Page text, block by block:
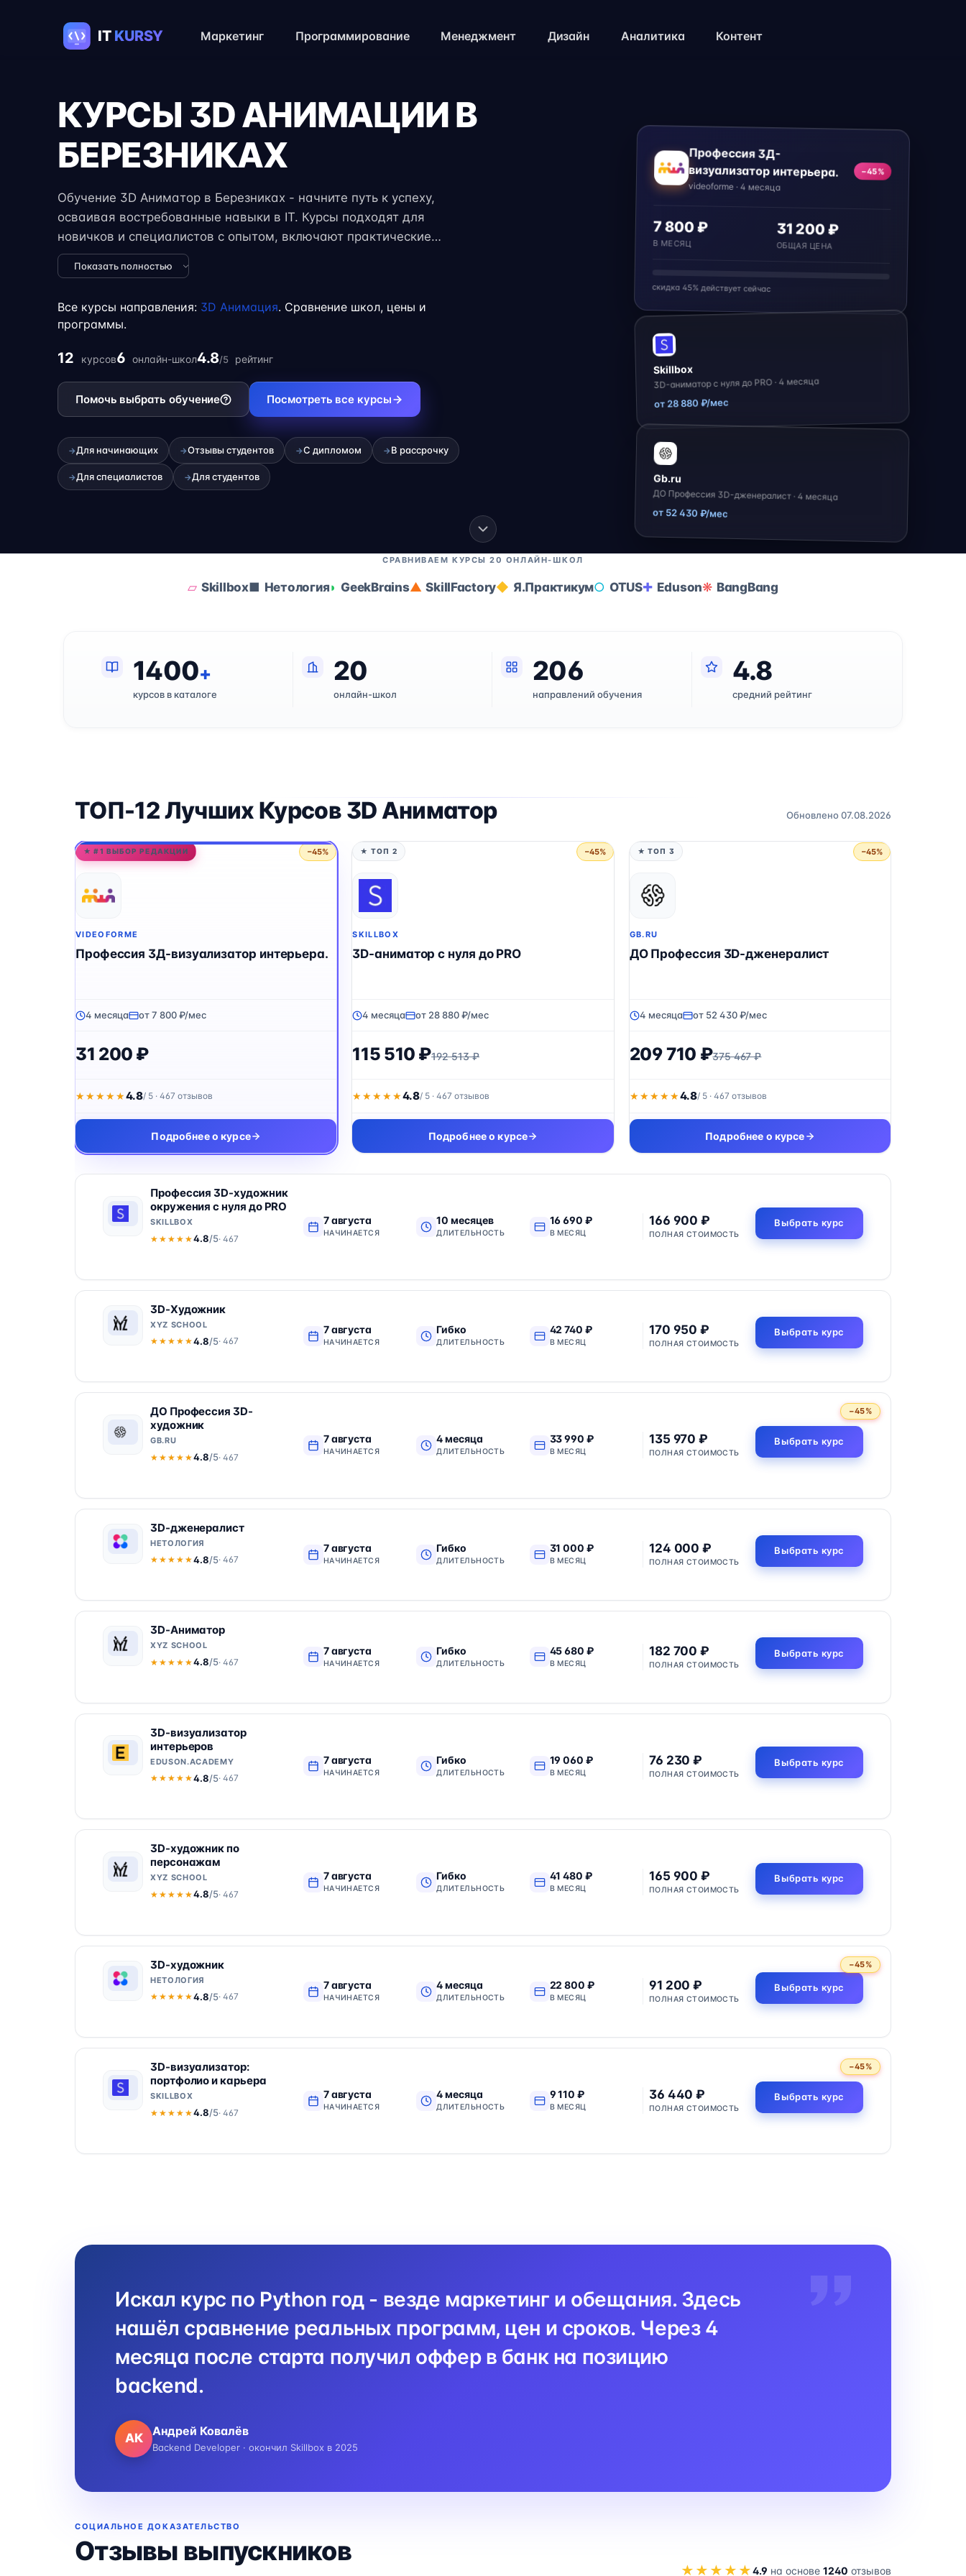
Маркетинг Программирование Менеджмент Дизайн Аналитика Контент
КУРСЫ 3D АНИМАЦИИ В
БЕРЕЗНИКАХ
Обучение 3D Аниматор в Березниках - начните путь к успеху,
осваивая востребованные навыки в IT. Курсы подходят для
новичков и специалистов с опытом, включают практические
задания, реальные проекты и консультации экспертов. Гибкий
формат занятий позволяет совмещать обучение с работой,
Показать полностью
Все курсы направления: 3D Анимация. Сравнение школ, цены и
программы.
12 курсов6 онлайн-школ4.8/5 рейтинг
Помочь выбрать обучение Посмотреть все курсы
→Для начинающих →Отзывы студентов →С дипломом →В рассрочку
→Для специалистов →Для студентов
Профессия 3Д-
визуализатор интерьера.
videoforme · 4 месяца
−45%
7 800 ₽
В МЕСЯЦ
31 200 ₽
ОБЩАЯ ЦЕНА
скидка 45% действует сейчас
Skillbox
3D-аниматор с нуля до PRO · 4 месяца
от 28 880 ₽/мес
Gb.ru
ДО Профессия 3D-дженералист · 4 месяца
от 52 430 ₽/мес
СРАВНИВАЕМ КУРСЫ 20 ОНЛАЙН-ШКОЛ
Skillbox Нетология GeekBrains SkillFactory Я.Практикум OTUS Eduson BangBang
1400+
курсов в каталоге
20
онлайн-школ
206
направлений обучения
4.8
средний рейтинг
ТОП-12 Лучших Курсов 3D Аниматор Обновлено 07.08.2026
★ #1 ВЫБОР РЕДАКЦИИ −45%
VIDEOFORME
Профессия 3Д-визуализатор интерьера.
4 месяца от 7 800 ₽/мес
31 200 ₽
★★★★★
★★★★★4.8/ 5 · 467 отзывов
Подробнее о курсе
★ ТОП 2 −45%
SKILLBOX
3D-аниматор с нуля до PRO
4 месяца от 28 880 ₽/мес
115 510 ₽192 513 ₽
★★★★★
★★★★★4.8/ 5 · 467 отзывов
Подробнее о курсе
★ ТОП 3 −45%
GB.RU
ДО Профессия 3D-дженералист
4 месяца от 52 430 ₽/мес
209 710 ₽375 467 ₽
★★★★★
★★★★★4.8/ 5 · 467 отзывов
Подробнее о курсе
Профессия 3D-художник
окружения с нуля до PRO
SKILLBOX
★★★★★
★★★★★4.8/5· 467
7 августа
НАЧИНАЕТСЯ
10 месяцев
ДЛИТЕЛЬНОСТЬ
16 690 ₽
В МЕСЯЦ
166 900 ₽
ПОЛНАЯ СТОИМОСТЬ
Выбрать курс
3D-Художник
XYZ SCHOOL
★★★★★
★★★★★4.8/5· 467
7 августа
НАЧИНАЕТСЯ
Гибко
ДЛИТЕЛЬНОСТЬ
42 740 ₽
В МЕСЯЦ
170 950 ₽
ПОЛНАЯ СТОИМОСТЬ
Выбрать курс
−45%
ДО Профессия 3D-
художник
GB.RU
★★★★★
★★★★★4.8/5· 467
7 августа
НАЧИНАЕТСЯ
4 месяца
ДЛИТЕЛЬНОСТЬ
33 990 ₽
В МЕСЯЦ
135 970 ₽
ПОЛНАЯ СТОИМОСТЬ
Выбрать курс
3D-дженералист
НЕТОЛОГИЯ
★★★★★
★★★★★4.8/5· 467
7 августа
НАЧИНАЕТСЯ
Гибко
ДЛИТЕЛЬНОСТЬ
31 000 ₽
В МЕСЯЦ
124 000 ₽
ПОЛНАЯ СТОИМОСТЬ
Выбрать курс
3D-Аниматор
XYZ SCHOOL
★★★★★
★★★★★4.8/5· 467
7 августа
НАЧИНАЕТСЯ
Гибко
ДЛИТЕЛЬНОСТЬ
45 680 ₽
В МЕСЯЦ
182 700 ₽
ПОЛНАЯ СТОИМОСТЬ
Выбрать курс
3D-визуализатор
интерьеров
EDUSON.ACADEMY
★★★★★
★★★★★4.8/5· 467
7 августа
НАЧИНАЕТСЯ
Гибко
ДЛИТЕЛЬНОСТЬ
19 060 ₽
В МЕСЯЦ
76 230 ₽
ПОЛНАЯ СТОИМОСТЬ
Выбрать курс
3D-художник по
персонажам
XYZ SCHOOL
★★★★★
★★★★★4.8/5· 467
7 августа
НАЧИНАЕТСЯ
Гибко
ДЛИТЕЛЬНОСТЬ
41 480 ₽
В МЕСЯЦ
165 900 ₽
ПОЛНАЯ СТОИМОСТЬ
Выбрать курс
−45%
3D-художник
НЕТОЛОГИЯ
★★★★★
★★★★★4.8/5· 467
7 августа
НАЧИНАЕТСЯ
4 месяца
ДЛИТЕЛЬНОСТЬ
22 800 ₽
В МЕСЯЦ
91 200 ₽
ПОЛНАЯ СТОИМОСТЬ
Выбрать курс
−45%
3D-визуализатор:
портфолио и карьера
SKILLBOX
★★★★★
★★★★★4.8/5· 467
7 августа
НАЧИНАЕТСЯ
4 месяца
ДЛИТЕЛЬНОСТЬ
9 110 ₽
В МЕСЯЦ
36 440 ₽
ПОЛНАЯ СТОИМОСТЬ
Выбрать курс
Искал курс по Python год - везде маркетинг и обещания. Здесь
нашёл сравнение реальных программ, цен и сроков. Через 4
месяца после старта получил оффер в банк на позицию
backend.
АК Андрей Ковалёв
Backend Developer · окончил Skillbox в 2025
СОЦИАЛЬНОЕ ДОКАЗАТЕЛЬСТВО
Отзывы выпускников
★★★★★4.9 на основе 1240 отзывов